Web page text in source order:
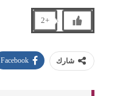
+2
شارك Facebook